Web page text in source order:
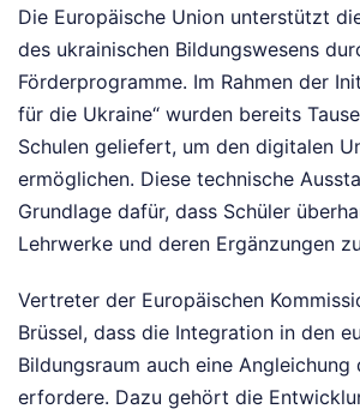
Die Europäische Union unterstützt
des ukrainischen Bildungswesens
Förderprogramme. Im Rahmen der
für die Ukraine“ wurden bereits
Schulen geliefert, um den digitalen
ermöglichen. Diese technische
Grundlage dafür, dass Schüler
Lehrwerke und deren Ergänzungen
Vertreter der Europäischen
Brüssel, dass die Integration in den
Bildungsraum auch eine Angleichung
erfordere. Dazu gehört die